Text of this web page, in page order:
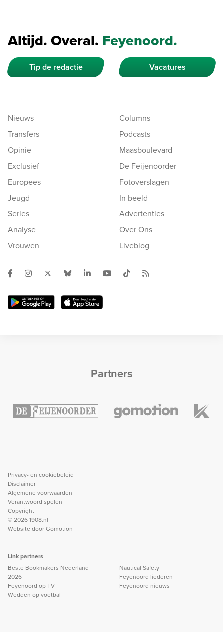
Altijd. Overal. Feyenoord.
Tip de redactie Vacatures
Nieuws
Transfers
Opinie
Exclusief
Europees
Jeugd
Series
Analyse
Vrouwen
Columns
Podcasts
Maasboulevard
De Feijenoorder
Fotoverslagen
In beeld
Advertenties
Over Ons
Liveblog
Partners
Privacy- en cookiebeleid
Disclaimer
Algemene voorwaarden
Verantwoord spelen
Copyright
© 2026 1908.nl
Website doorGomotion
Link partners
Beste Bookmakers Nederland
2026
Feyenoord op TV
Wedden op voetbal
Nautical Safety
Feyenoord liederen
Feyenoord nieuws